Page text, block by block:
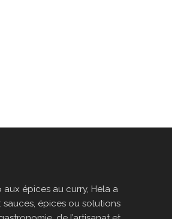
épices au curry, Hela a
sauces, épices ou solutions